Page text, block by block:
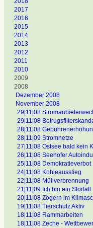
2017
2016
2015
2014
2013
2012
2011
2010
2009
2008
Dezember 2008
November 2008
29|11|08
29|11|08
28|11|08
28|11|09 Stromnetze
27|11|08 Ostsee bald kein
26|11|08 Seehofer
25|11|08 Demokratieverbot
24|11|08 Kohleausstieg
22|11|08 Müllverbrennung
21|11|09 Ich bin ein Störfall
20|11|08 Zögern im
19|11|08 Tierschutz Aktiv
18|11|08 Rammarbeiten
18|11|08 Zeche -